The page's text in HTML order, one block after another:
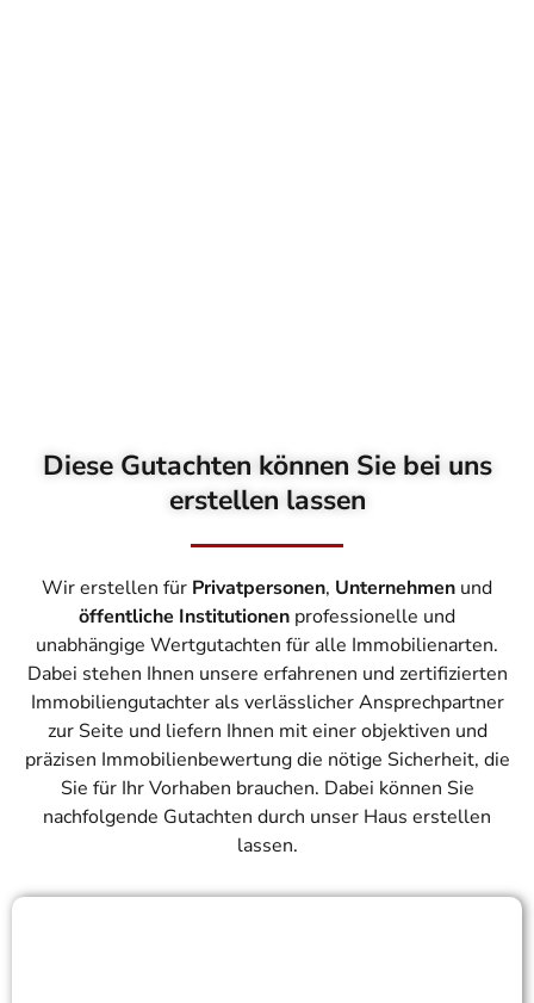
Diese Gutachten können Sie bei uns
erstellen lassen
Wir erstellen für Privatpersonen, Unternehmen und
öffentliche Institutionen professionelle und
unabhängige Wertgutachten für alle Immobilienarten.
Dabei stehen Ihnen unsere erfahrenen und zertifizierten
Immobiliengutachter als verlässlicher Ansprechpartner
zur Seite und liefern Ihnen mit einer objektiven und
präzisen Immobilienbewertung die nötige Sicherheit, die
Sie für Ihr Vorhaben brauchen. Dabei können Sie
nachfolgende Gutachten durch unser Haus erstellen
lassen.